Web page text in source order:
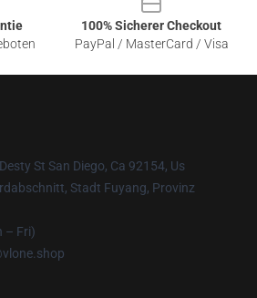
100% Sicherer Checkout
PayPal / MasterCard / Visa
St San Diego, Ca 92154, Us
Stadt Fuyang, Provinz
– Fri)